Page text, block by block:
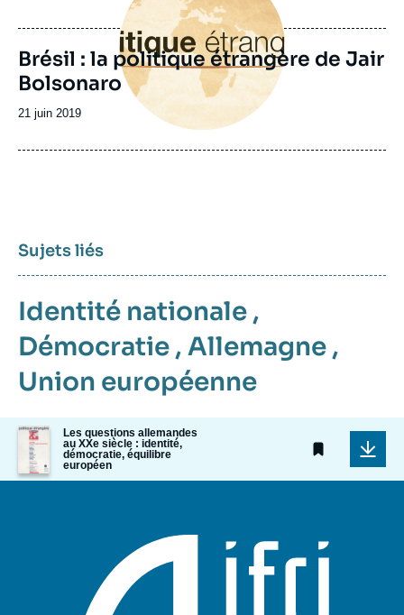
publication
Brésil : la politique étrangère de Jair
Bolsonaro
Date
publication
21 juin 2019
Sujets liés
Identité nationale ,
Démocratie , Allemagne ,
Union européenne
Image
de
couverture
de
Les questions allemandes
au XXe siècle : identité,
démocratie, équilibre
européen